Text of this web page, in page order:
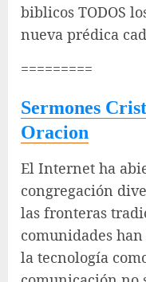
biblicos TODOS
nueva prédica
=========
Sermones
Oracion
El Internet ha
congregación
las fronteras
comunidades
la tecnología